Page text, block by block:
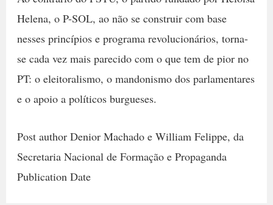
Helena, o P-SOL, ao não se construir com base
nesses princípios e programa revolucionários, torna-
se cada vez mais parecido com o que tem de pior no
PT: o eleitoralismo, o mandonismo dos parlamentares
e o apoio a políticos burgueses.
Post author Denior Machado e William Felippe, da
Secretaria Nacional de Formação e Propaganda
Publication Date